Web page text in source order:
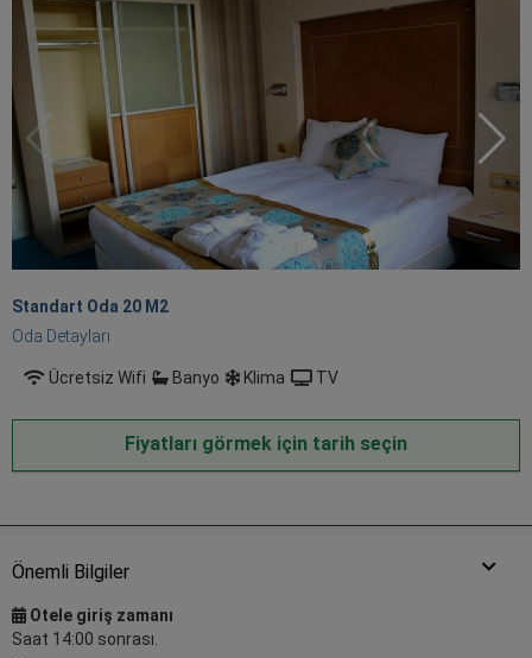
Standart Oda 20 M 2
Oda Detayları
Ücretsiz Wifi Banyo Klima TV
Fiyatları görmek için tarih seçin
Önemli Bilgiler
Otele giriş zamanı
Saat 14:00 sonrası.